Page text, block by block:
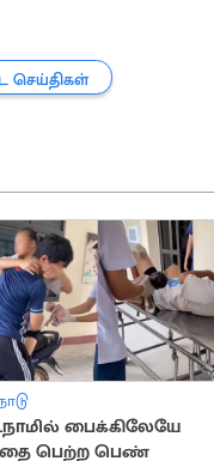
செய்திகள்
பைக்கிலேயே
பெற்ற பெண்